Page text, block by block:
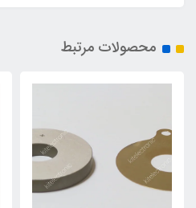
محصولات مرتبط